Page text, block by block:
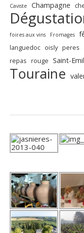
Caviste
Champagne
foires aux vins
Fromages
languedoc oisly peres
repas rouge Saint-
Touraine